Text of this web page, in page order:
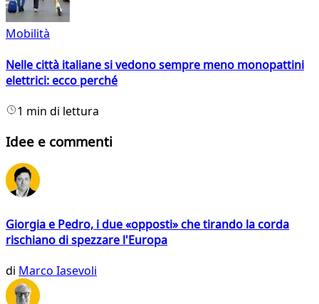
Mobilità
Nelle città italiane si vedono sempre meno monopattini
elettrici: ecco perché
1 min di lettura
Idee e commenti
Giorgia e Pedro, i due «opposti» che tirando la corda
rischiano di spezzare l'Europa
di Marco Iasevoli